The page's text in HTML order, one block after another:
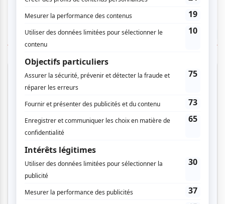
TOUTES LES OFFRES